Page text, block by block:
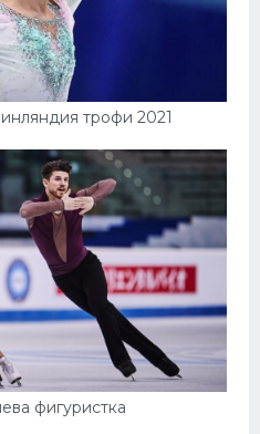
трофи 2021
фигуристка